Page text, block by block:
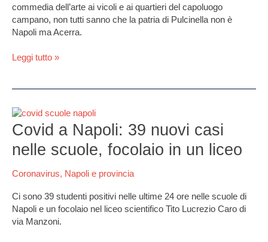
commedia dell’arte ai vicoli e ai quartieri del capoluogo
campano, non tutti sanno che la patria di Pulcinella non è
Napoli ma Acerra.
folklore
e
della
contadina
Leggi tutto »
Covid a Napoli: 39 nuovi casi
nelle scuole, focolaio in un liceo
Coronavirus, Napoli e provincia
Ci sono 39 studenti positivi nelle ultime 24 ore nelle scuole di
Napoli e un focolaio nel liceo scientifico Tito Lucrezio Caro di
via Manzoni.
Covid
a
Napoli:
39
casi
scuole,
focolaio
in